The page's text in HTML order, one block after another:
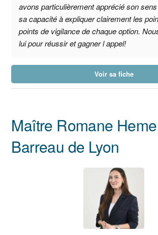
avons particulièrement apprécié son
sa capacité à expliquer clairement les
points de vigilance de chaque option.
lui pour réussir et gagner l appel!
Voir sa fiche
Maître Romane
Barreau de Lyon